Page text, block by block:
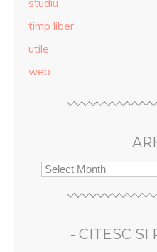
studiu
timp liber
utile
web
- CITESC SI